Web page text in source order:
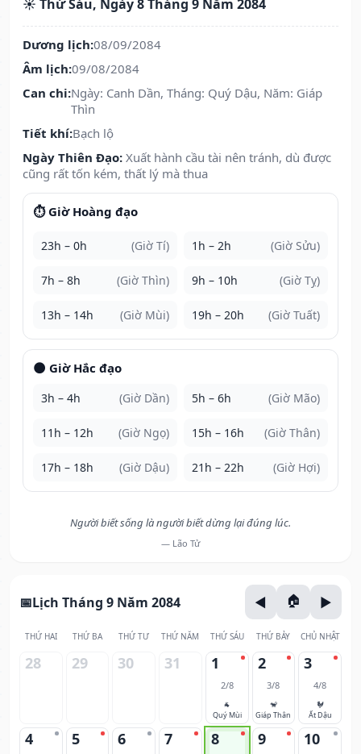
☀️ Thứ Sáu, Ngày 8 Tháng 9 Năm 2084
Dương lịch:08/09/2084
Âm lịch:09/08/2084
Can chi:Ngày: Canh Dần, Tháng: Quý Dậu, Năm: Giáp
Thìn
Tiết khí:Bạch lộ
Ngày Thiên Đạo: Xuất hành cầu tài nên tránh, dù được
cũng rất tốn kém, thất lý mà thua
⏱️ Giờ Hoàng đạo
23h – 0h (Giờ Tí) 1h – 2h (Giờ Sửu)
7h – 8h (Giờ Thìn) 9h – 10h (Giờ Tỵ)
13h – 14h (Giờ Mùi) 19h – 20h (Giờ Tuất)
🌑 Giờ Hắc đạo
3h – 4h (Giờ Dần) 5h – 6h (Giờ Mão)
11h – 12h (Giờ Ngọ) 15h – 16h (Giờ Thân)
17h – 18h (Giờ Dậu) 21h – 22h (Giờ Hợi)
Người biết sống là người biết dừng lại đúng lúc.
— Lão Tử
Lịch Tháng 9 Năm 2084
THỨ HAI THỨ BA THỨ TƯ THỨ NĂM THỨ SÁU THỨ BẢY CHỦ NHẬT
28 29 30 31 1
2/8
🐐
Quý Mùi
2
3/8
🐒
Giáp Thân
3
4/8
🐓
Ất Dậu
4 5 6 7 8 9 10